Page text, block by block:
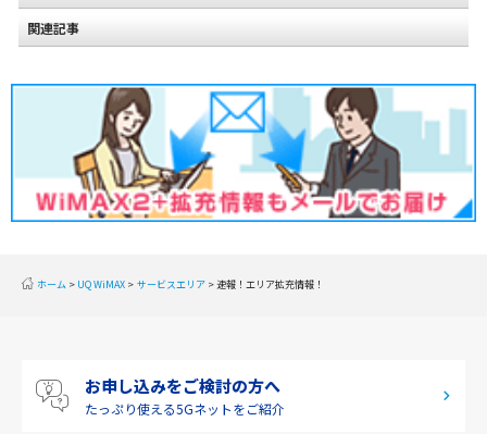
北海道
甲信越
北陸
九州・沖縄
関連記事
2020年1月(2)
2019年12月(2)
2019年11月(2)
2019年10月(1)
2019年6月(1)
ホーム UQ WiMAX サービスエリア 速報！エリア拡充情報！
お申し込みをご検討の方へ
たっぷり使える5Gネットをご紹介